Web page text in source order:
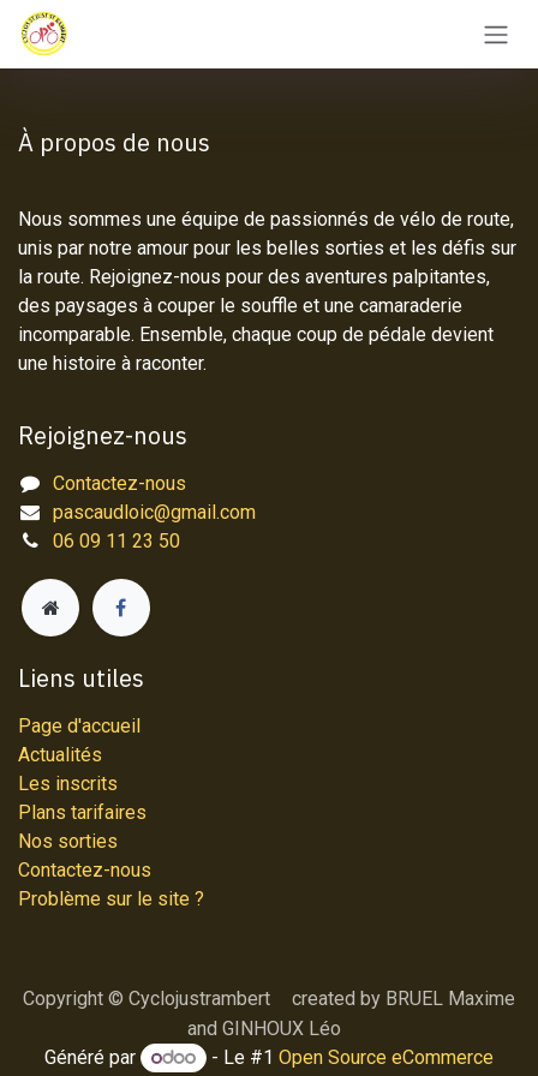
Se rendre au contenu
À propos de nous
Nous sommes une équipe de passionnés de vélo de route,
unis par notre amour pour les belles sorties et les défis sur
la route. Rejoignez-nous pour des aventures palpitantes,
des paysages à couper le souffle et une camaraderie
incomparable. Ensemble, chaque coup de pédale devient
une histoire à raconter.
Rejoignez-nous
Contactez-nous
pascaudloic@gmail.com
06 09 11 23 50
Liens utiles
Page d'accueil
Actualités
Les inscrits
Plans tarifaires
Nos sorties
Contactez-nous
Problème sur le site ?
Copyright © Cyclojustrambert
​​created by BRUEL Maxime
and GINHOUX Léo
Généré par
- Le #1 Open Source eCommerce